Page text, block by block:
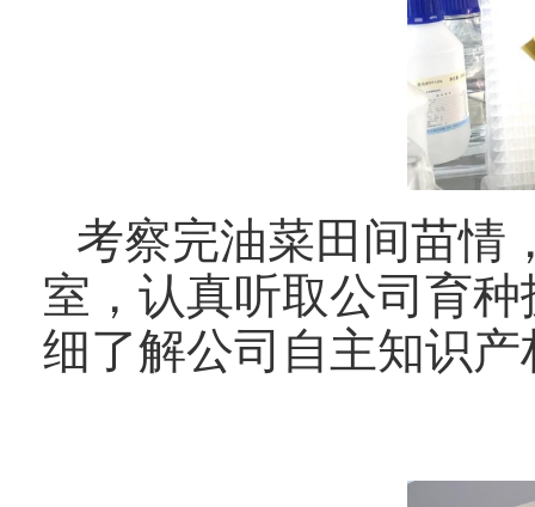
考察完油菜田间苗情
室，认真听取公司育
细了解公司自主知识